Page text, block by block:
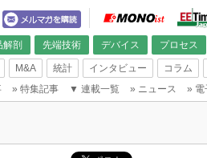
解剖 先端技術 デバイス プロセス
M&A 統計 インタビュー コラム
» 特集記事 ▼ 連載一覧 » ニュース » 電